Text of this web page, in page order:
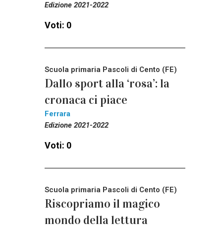
Edizione 2021-2022
Voti: 0
Scuola primaria Pascoli di Cento (FE)
Dallo sport alla ‘rosa’: la
cronaca ci piace
Ferrara
Edizione 2021-2022
Voti: 0
Scuola primaria Pascoli di Cento (FE)
Riscopriamo il magico
mondo della lettura